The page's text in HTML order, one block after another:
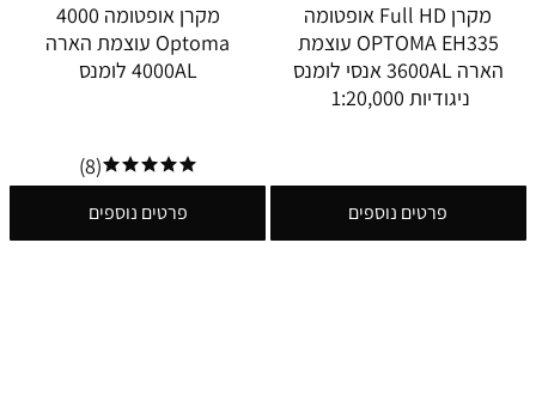
מקרן Full HD אופטומה
OPTOMA EH335 עוצמת
הארה 3600AL אנסי לומנס
ניגודיות 1:20,000
פרטים נוספים
מקרן אופטומה 4000
Optoma עוצמת הארה
4000AL לומנס
(8)
פרטים נוספים